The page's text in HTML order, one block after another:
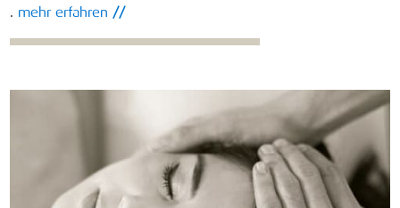
. mehr erfahren //